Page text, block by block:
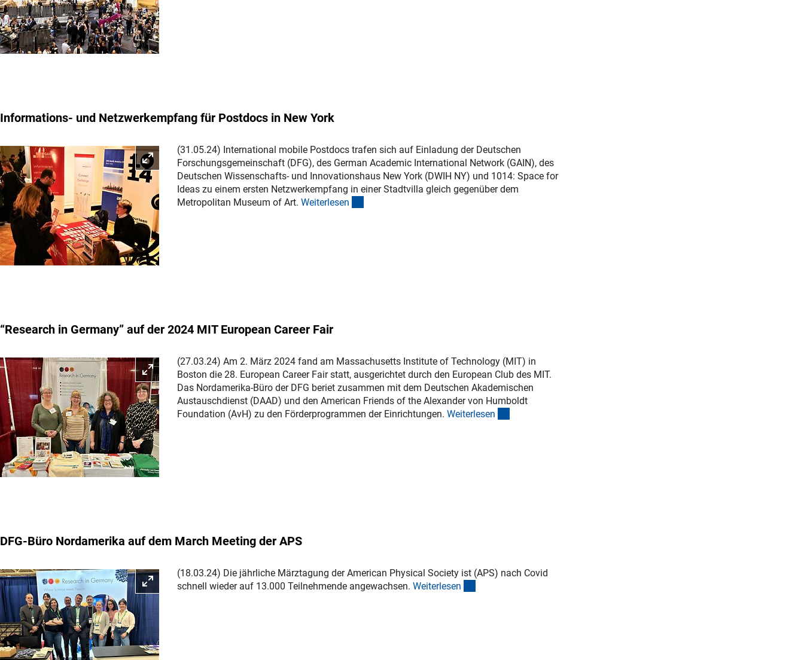
Informations- und Netzwerkempfang für Postdocs in New York
Bild vergrößern
(31.05.24) International mobile Postdocs trafen sich auf Einladung der Deutschen
Forschungsgemeinschaft (DFG), des German Academic International Network (GAIN), des
Deutschen Wissenschafts- und Innovationshaus New York (DWIH NY) und 1014: Space for
Ideas zu einem ersten Netzwerkempfang in einer Stadtvilla gleich gegenüber dem
Metropolitan Museum of Art. Weiterlesen
“Research in Germany” auf der 2024 MIT European Career Fair
Bild vergrößern
(27.03.24) Am 2. März 2024 fand am Massachusetts Institute of Technology (MIT) in
Boston die 28. European Career Fair statt, ausgerichtet durch den European Club des MIT.
Das Nordamerika-Büro der DFG beriet zusammen mit dem Deutschen Akademischen
Austauschdienst (DAAD) und den American Friends of the Alexander von Humboldt
Foundation (AvH) zu den Förderprogrammen der Einrichtungen. Weiterlesen
DFG-Büro Nordamerika auf dem March Meeting der APS
Bild vergrößern
(18.03.24) Die jährliche Märztagung der American Physical Society ist (APS) nach Covid
schnell wieder auf 13.000 Teilnehmende angewachsen. Weiterlesen